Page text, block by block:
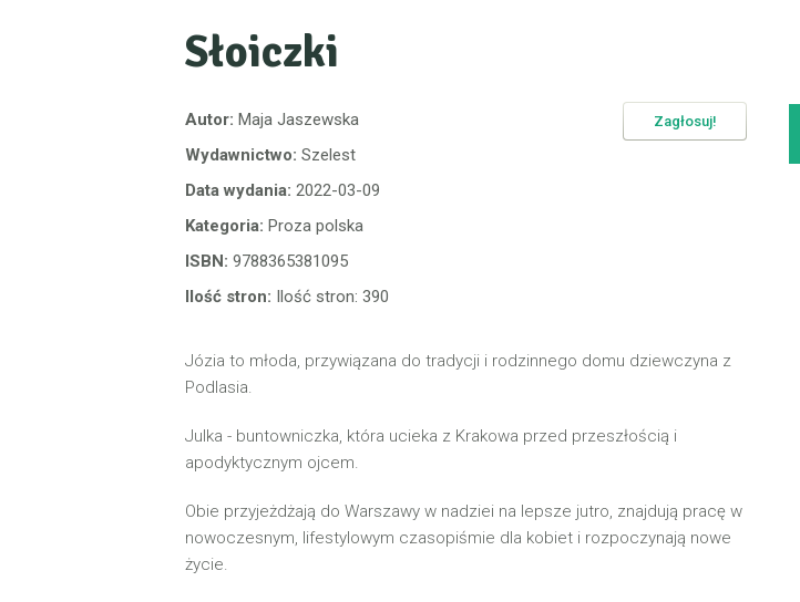
Słoiczki
Autor: Maja Jaszewska
Wydawnictwo: Szelest
Data wydania: 2022-03-09
Kategoria: Proza polska
ISBN: 9788365381095
Ilość stron: Ilość stron: 390
Zagłosuj!
Józia to młoda, przywiązana do tradycji i rodzinnego domu dziewczyna z
Podlasia.
Julka - buntowniczka, która ucieka z Krakowa przed przeszłością i
apodyktycznym ojcem.
Obie przyjeżdżają do Warszawy w nadziei na lepsze jutro, znajdują pracę w
nowoczesnym, lifestylowym czasopiśmie dla kobiet i rozpoczynają nowe
życie.